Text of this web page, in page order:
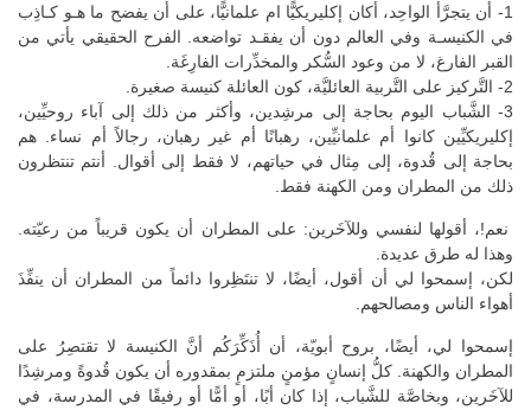
1- أن يتجرَّأ الواحِد، أكان إكليريكيًّا ام علمانيًّا، على أن يفضح ما هـو كـاذِب
في الكنيسـة وفي العالم دون أن يفقـد تواضعه. الفرح الحقيقي يأتي من
القبر الفارغ، لا من وعود السُّكر والمخدِّرات الفارِغَة.
2- التَّركيز على التَّربية العائليَّة، كون العائلة كنيسة صغيرة.
3- الشَّباب اليوم بحاجة إلى مرشِدين، وأكثر من ذلك إلى آباء روحيِّين،
إكليريكيِّين كانوا أم علمانيِّين، رهبانًا أم غير رهبان، رجالاً أم نساء. هم
بحاجة إلى قُدوة، إلى مِثال في حياتهم، لا فقط إلى أقوال. أنتم تنتظرون
ذلك من المطران ومن الكهنة فقط.
نعم!، أقولها لنفسي وللآخَرين: على المطران أن يكون قريباً من رعيّته.
وهذا له طرق عديدة.
لكن، إسمحوا لي أن أقول، أيضًا، لا تنتَظِروا دائماً من المطران أن ينفِّذَ
أهواء الناس ومصالحهم.
إسمحوا لي، أيضًا، بروح أبويّة، أن أُذَكِّرَكُم أنَّ الكنيسة لا تقتصِرُ على
المطران والكهنة. كلُّ إنسانٍ مؤمنٍ ملتزمٍ بمقدوره أن يكون قُدوةً ومرشِدًا
للآخَرين، وبخاصَّة للشَّباب، إذا كان أبًا، أو أمًّا أو رفيقًا في المدرسة، في